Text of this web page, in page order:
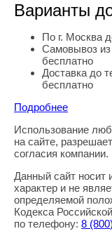
Варианты
По г. Москва
Самовывоз из
бесплатно
Доставка до
бесплатно
Подробнее
Правовая
Использование
на сайте,
согласия компании.
Данный сайт носит
характер и не
определяемой
Кодекса
по телефону: 8 (800